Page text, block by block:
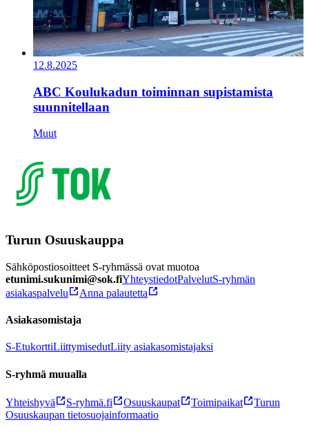
12.8.2025
ABC Koulukadun toiminnan supistamista
suunnitellaan
Muut
Turun Osuuskauppa
Sähköpostiosoitteet S-ryhmässä ovat muotoa
etunimi.sukunimi@sok.fiYhteystiedotPalvelutS-ryhmän
asiakaspalvelu
Anna palautetta
Asiakasomistaja
S-EtukorttiLiittymisedutLiity asiakasomistajaksi
S-ryhmä muualla
Yhteishyvä S-ryhmä.fi Osuuskaupat Toimipaikat
Turun
Osuuskaupan tietosuojainformaatio